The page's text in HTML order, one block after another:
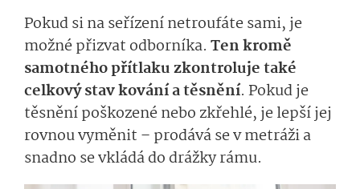
Pokud si na seřízení netroufáte sami, je
možné přizvat odborníka. Ten kromě
samotného přítlaku zkontroluje také
celkový stav kování a těsnění. Pokud je
těsnění poškozené nebo zkřehlé, je lepší jej
rovnou vyměnit – prodává se v metráži a
snadno se vkládá do drážky rámu.